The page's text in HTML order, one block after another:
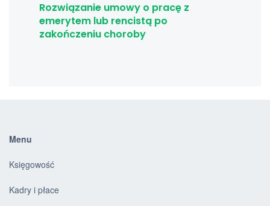
Rozwiązanie umowy o pracę z
emerytem lub rencistą po
zakończeniu choroby
Menu
Księgowość
Kadry i płace